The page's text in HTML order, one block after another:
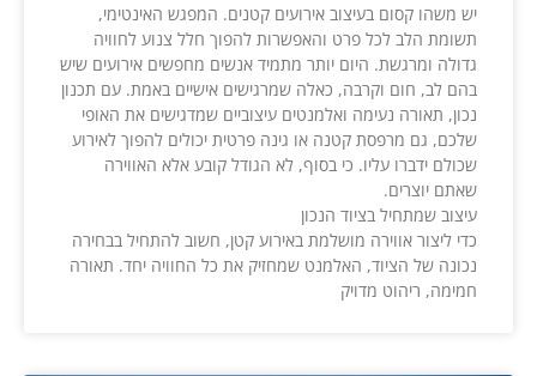
יש משהו קסום בעיצוב אירועים קטנים. המפגש האינטימי,
תשומת הלב לכל פרט והאפשרות להפוך חלל צנוע לחוויה
גדולה ומרגשת. היום יותר מתמיד אנשים מחפשים אירועים שיש
בהם לב, חום וקרבה, כאלה שמרגישים אישיים באמת. עם תכנון
נכון, תאורה נעימה ואלמנטים עיצוביים שמדגישים את האופי
שלכם, גם מרפסת קטנה או גינה פרטית יכולים להפוך לאירוע
שכולם ידברו עליו. כי בסוף, לא הגודל קובע אלא האווירה
שאתם יוצרים.
עיצוב שמתחיל בציוד הנכון
כדי ליצור אווירה מושלמת באירוע קטן, חשוב להתחיל בבחירה
נכונה של הציוד, האלמנט שמחזיק את כל החוויה יחד. תאורה
חמימה, ריהוט מדויק